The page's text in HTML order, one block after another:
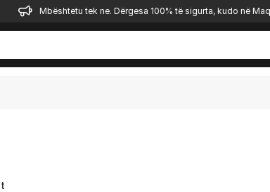
Mbështetu tek ne. Dërgesa 100% të sigurta, kudo në